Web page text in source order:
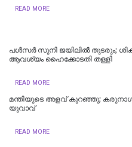
READ MORE
പള്‍സര്‍ സുനി ജയിലില്‍ തുടരും;
ആവശ്യം ഹൈക്കോടതി തള്ളി
READ MORE
മന്തിയുടെ അളവ് കുറഞ്ഞു;
യുവാവ്
READ MORE